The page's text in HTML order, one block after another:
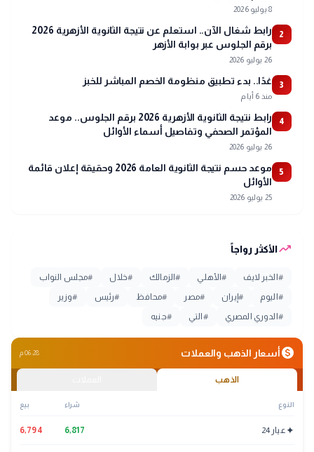
8 يوليو 2026
2
رابط شغال الآن.. استعلم عن نتيجة الثانوية الأزهرية 2026
برقم الجلوس عبر بوابة الأزهر
26 يوليو 2026
3 غدًا.. بدء تطبيق منظومة الخصم المباشر للخبز
منذ 6 أيام
4
رابط نتيجة الثانوية الأزهرية 2026 برقم الجلوس.. موعد
المؤتمر الصحفي وتفاصيل أسماء الأوائل
26 يوليو 2026
5
موعد حسم نتيجة الثانوية العامة 2026 وحقيقة إعلان قائمة
الأوائل
25 يوليو 2026
trending_upالأكثر رواجاً
#الخبر لايف #الأهلي #الزمالك #خلال #مجلس النواب
#اليوم #إيران #مصر #محافظ #رئيس #وزير
#الدوري المصري #التي #جنيه
monetization_onأسعار الذهب والعملات 06:28 م
الذهب
النوع شراء بيع
✦ عيار 24 6,817
6,794